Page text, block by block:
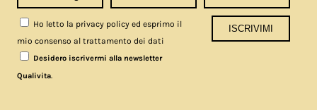
Ho letto la privacy policy ed esprimo il
mio consenso al trattamento dei dati
Desidero iscrivermi alla newsletter
Qualivita.